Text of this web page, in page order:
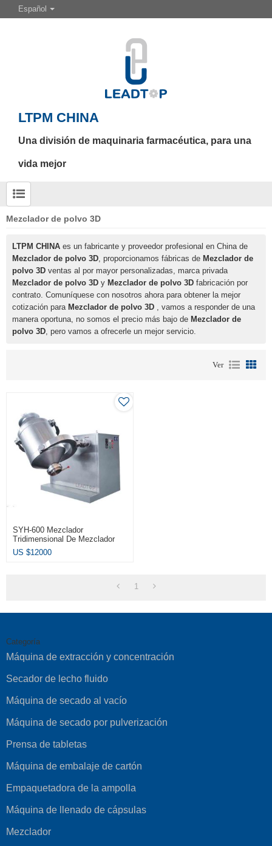
Español
LTPM CHINA
Una división de maquinaria farmacéutica, para una
vida mejor
Mezclador de polvo 3D
LTPM CHINA es un fabricante y proveedor profesional en China de
Mezclador de polvo 3D, proporcionamos fábricas de Mezclador de
polvo 3D ventas al por mayor personalizadas, marca privada
Mezclador de polvo 3D y Mezclador de polvo 3D fabricación por
contrato. Comuníquese con nosotros ahora para obtener la mejor
cotización para Mezclador de polvo 3D , vamos a responder de una
manera oportuna, no somos el precio más bajo de Mezclador de
polvo 3D, pero vamos a ofrecerle un mejor servicio.
Ver
SYH-600 Mezclador
Tridimensional De Mezclador
De Polvo 3D De Acero
Inoxidable
US $12000
1
Categoría
Máquina de extracción y concentración
Secador de lecho fluido
Máquina de secado al vacío
Máquina de secado por pulverización
Prensa de tabletas
Máquina de embalaje de cartón
Empaquetadora de la ampolla
Máquina de llenado de cápsulas
Mezclador